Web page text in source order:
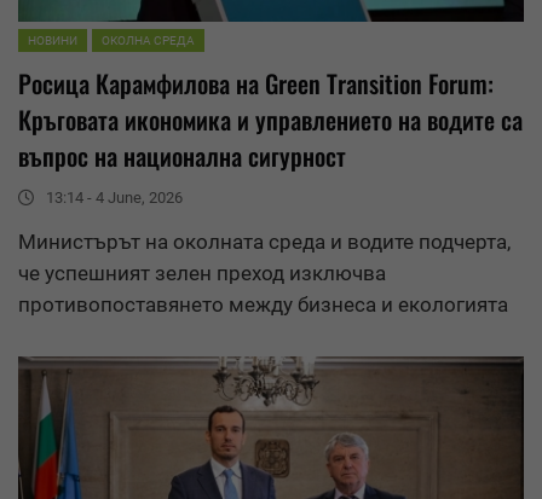
НОВИНИ ОКОЛНА СРЕДА
Росица Карамфилова на Green Transition Forum:
Кръговата икономика и управлението на водите са
въпрос на национална сигурност
13:14 - 4 June, 2026
Министърът на околната среда и водите подчерта,
че успешният зелен преход изключва
противопоставянето между бизнеса и екологията